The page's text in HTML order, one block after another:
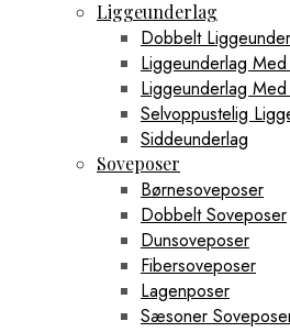
Liggeunderlag
Dobbelt
Liggeunderlag
Liggeunderlag Med
Selvoppustelig
Siddeunderlag
Soveposer
Børnesoveposer
Dobbelt Soveposer
Dunsoveposer
Fibersoveposer
Lagenposer
Sæsoner